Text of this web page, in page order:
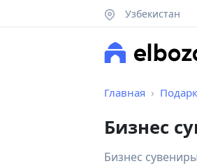
Узбекистан
Главная
Бизнес
Бизнес сувениры